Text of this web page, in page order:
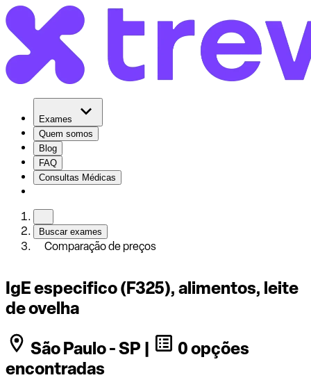
Exames
Quem somos
Blog
FAQ
Consultas Médicas
Buscar exames
Comparação de preços
IgE especifico (F325), alimentos, leite
de ovelha
São Paulo - SP |
0 opções
encontradas